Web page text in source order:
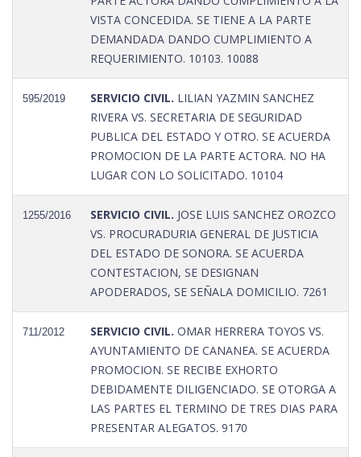
VISTA CONCEDIDA. SE TIENE A LA PARTE
DEMANDADA DANDO CUMPLIMIENTO A
REQUERIMIENTO. 10103. 10088
595/2019 SERVICIO CIVIL. LILIAN YAZMIN SANCHEZ
RIVERA VS. SECRETARIA DE SEGURIDAD
PUBLICA DEL ESTADO Y OTRO. SE ACUERDA
PROMOCION DE LA PARTE ACTORA. NO HA
LUGAR CON LO SOLICITADO. 10104
1255/2016 SERVICIO CIVIL. JOSE LUIS SANCHEZ OROZCO
VS. PROCURADURIA GENERAL DE JUSTICIA
DEL ESTADO DE SONORA. SE ACUERDA
CONTESTACION, SE DESIGNAN
APODERADOS, SE SEÑALA DOMICILIO. 7261
711/2012 SERVICIO CIVIL. OMAR HERRERA TOYOS VS.
AYUNTAMIENTO DE CANANEA. SE ACUERDA
PROMOCION. SE RECIBE EXHORTO
DEBIDAMENTE DILIGENCIADO. SE OTORGA A
LAS PARTES EL TERMINO DE TRES DIAS PARA
PRESENTAR ALEGATOS. 9170